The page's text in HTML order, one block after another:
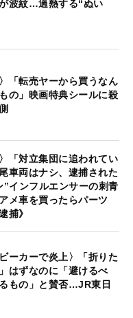
波紋…過熱する“ぬい
「転売ヤーから買うなん
の」映画特典シールに殺
「対立集団に追われてい
車両はナシ、逮捕された
”インフルエンサーの刺青
メ車を買ったらパーツ
捕》
ーカーで炎上〉「折りた
はずなのに「避けるべ
もの」と賛否…JR東日